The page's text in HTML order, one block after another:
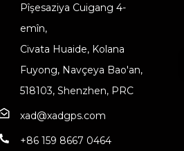
Pîşesaziya Cuigang 4-
emîn,
Civata Huaide, Kolana
Fuyong, Navçeya Bao'an,
518103, Shenzhen, PRC
xad@xadgps.com
+86 159 8667 0464